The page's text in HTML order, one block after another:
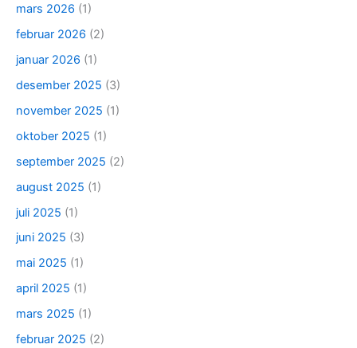
mars 2026 (1)
februar 2026 (2)
januar 2026 (1)
desember 2025 (3)
november 2025 (1)
oktober 2025 (1)
september 2025 (2)
august 2025 (1)
juli 2025 (1)
juni 2025 (3)
mai 2025 (1)
april 2025 (1)
mars 2025 (1)
februar 2025 (2)